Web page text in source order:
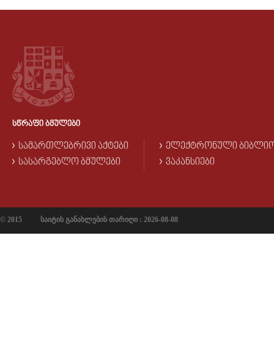
ᲡᲬᲠᲐᲤᲘ ᲑᲛᲣᲚᲔᲑᲘ
ᲡᲐᲛᲐᲠᲗᲚᲔᲑᲠᲘᲕᲘ ᲐᲥᲢᲔᲑᲘ
ᲡᲐᲡᲐᲠᲒᲔᲑᲚᲝ ᲑᲛᲣᲚᲔᲑᲘ
ᲔᲚᲔᲥᲢᲠᲝᲜᲣᲚᲘ
ᲕᲐᲙᲐᲜᲡᲘᲔᲑᲘ
© 2015 საიტის განახლების თარიღი : 2026-08-08